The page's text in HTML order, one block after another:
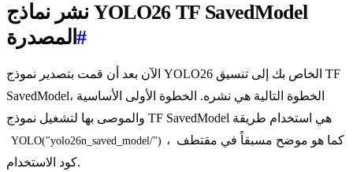
نشر نماذج YOLO26 TF SavedModel
المصدرة#
الآن بعد أن قمت بتصدير نموذج YOLO26 الخاص بك إلى تنسيق TF
SavedModel، الخطوة التالية هي نشره. الخطوة الأولى الأساسية
والموصى بها لتشغيل نموذج TF SavedModel هي استخدام طريقة
YOLO("yolo26n_saved_model/") ، كما هو موضح مسبقاً في مقتطف
كود الاستخدام.